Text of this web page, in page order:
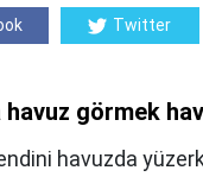
Twitter
havuz görmek
havuzda